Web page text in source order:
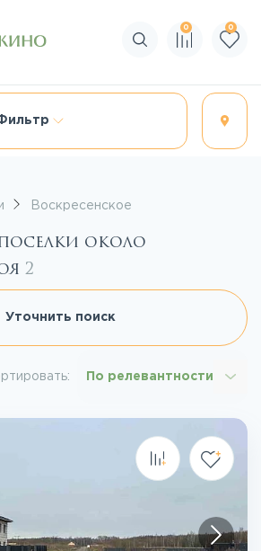
Поиск по сайту
0 0
Воскресенское
около
2
Уточнить поиск
По релевантности